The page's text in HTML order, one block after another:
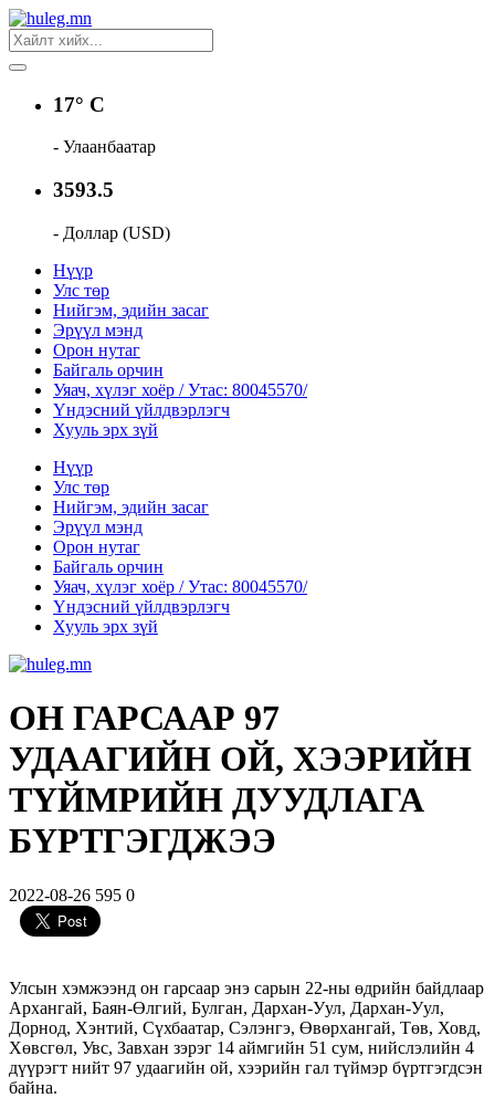
17° C
- Улаанбаатар
3593.5
- Доллар (USD)
Нүүр
Улс төр
Нийгэм, эдийн засаг
Эрүүл мэнд
Орон нутаг
Байгаль орчин
Уяач, хүлэг хоёр / Утас: 80045570/
Үндэсний үйлдвэрлэгч
Хууль эрх зүй
Нүүр
Улс төр
Нийгэм, эдийн засаг
Эрүүл мэнд
Орон нутаг
Байгаль орчин
Уяач, хүлэг хоёр / Утас: 80045570/
Үндэсний үйлдвэрлэгч
Хууль эрх зүй
ОН ГАРСААР 97
УДААГИЙН ОЙ, ХЭЭРИЙН
ТҮЙМРИЙН ДУУДЛАГА
БҮРТГЭГДЖЭЭ
2022-08-26 595 0
Улсын хэмжээнд он гарсаар энэ сарын 22-ны өдрийн байдлаар
Архангай, Баян-Өлгий, Булган, Дархан-Уул, Дархан-Уул,
Дорнод, Хэнтий, Сүхбаатар, Сэлэнгэ, Өвөрхангай, Төв, Ховд,
Хөвсгөл, Увс, Завхан зэрэг 14 аймгийн 51 сум, нийслэлийн 4
дүүрэгт нийт 97 удаагийн ой, хээрийн гал түймэр бүртгэгдсэн
байна.